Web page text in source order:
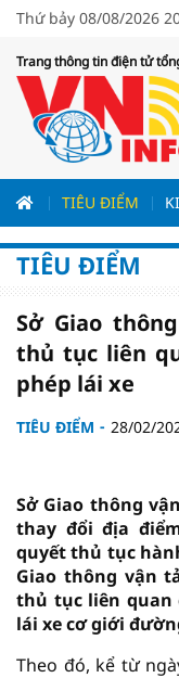
Thứ bảy 08/08/2026
Trang thông tin điện tử
TIÊU ĐIỂM
TIÊU ĐIỂM
Sở Giao
thủ tục liên
phép lái xe
TIÊU ĐIỂM 28/02/
Sở Giao thông
thay đổi địa
quyết thủ tục
Giao thông vận
thủ tục liên quan
lái xe cơ giới
Theo đó, kể từ